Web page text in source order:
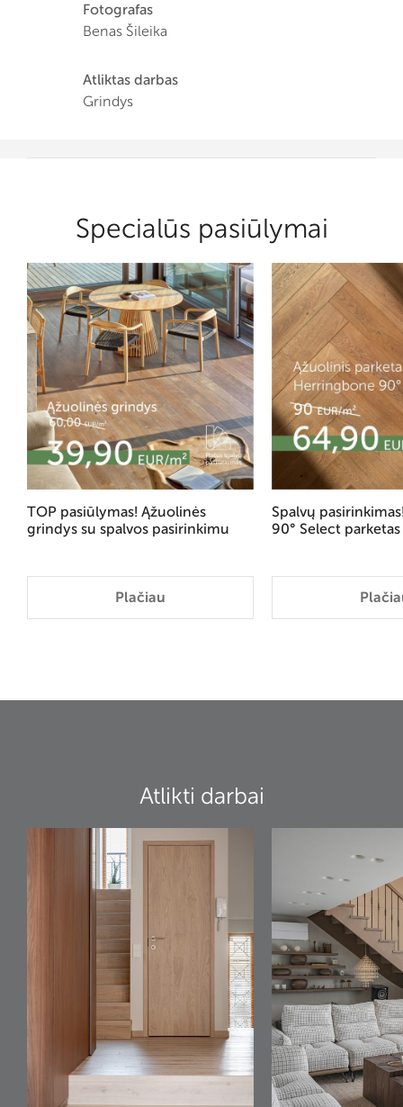
Fotografas
Benas Šileika
Atliktas darbas
Grindys
Specialūs pasiūlymai
TOP pasiūlymas! Ąžuolinės
grindys su spalvos pasirinkimu
Plačiau
Spalvų
90° Select parketas
Atlikti darbai